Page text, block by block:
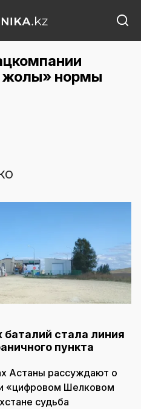
жолы» нормы
стала линия
пункта
Астаны рассуждают о
«цифровом Шелковом
судьба